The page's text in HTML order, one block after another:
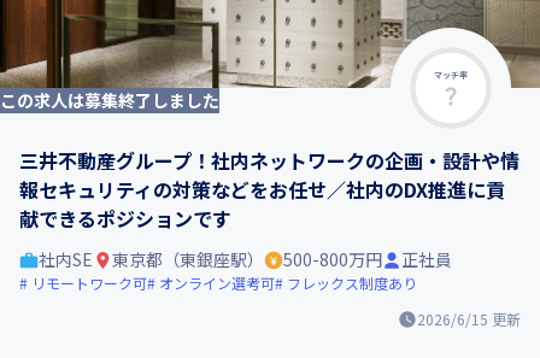
マッチ率
この求人は募集終了しました
三井不動産グループ！社内ネットワークの企画・設計や情
報セキュリティの対策などをお任せ／社内のDX推進に貢
献できるポジションです
2026/6/15 更新
社内SE 東京都（東銀座駅） 500-800万円 正社員
リモートワーク可 オンライン選考可 フレックス制度あり